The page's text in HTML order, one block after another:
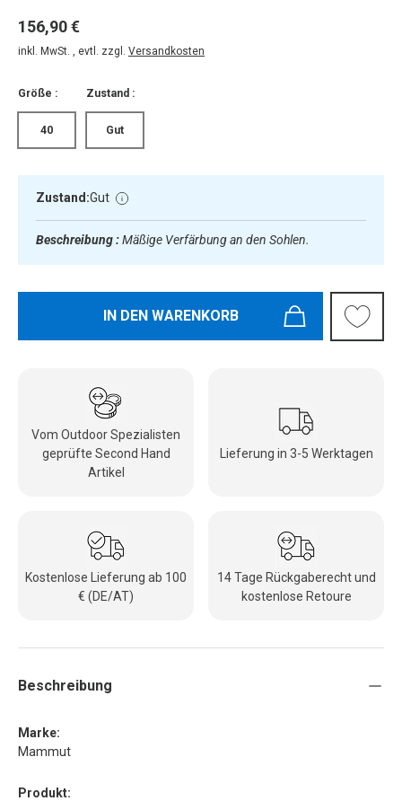
156,90 €
inkl. MwSt. , evtl. zzgl. Versandkosten
Größe :
40
Zustand :
Gut
Zustand:Gut
Beschreibung :Mäßige Verfärbung an den Sohlen.
IN DEN WARENKORB
Vom Outdoor Spezialisten
geprüfte Second Hand
Artikel
Lieferung in 3-5 Werktagen
Kostenlose Lieferung ab 100
€ (DE/AT)
14 Tage Rückgaberecht und
kostenlose Retoure
Beschreibung
Marke:
Mammut
Produkt: